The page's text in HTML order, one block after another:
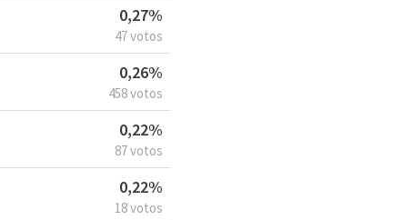
0,27%
47 votos
0,26%
458 votos
0,22%
87 votos
0,22%
18 votos